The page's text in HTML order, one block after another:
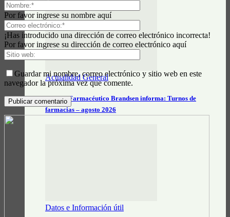
Actualidad General
Círculo Farmacéutico Brandsen informa: Turnos de
farmacias – agosto 2026
Datos e Información útil
Por favor ingrese su nombre aquí
¡Has introducido una dirección de correo electrónico incorrecta!
Por favor ingrese su dirección de correo electrónico aquí
Guardar mi nombre, correo electrónico y sitio web en este
navegador la próxima vez que comente.